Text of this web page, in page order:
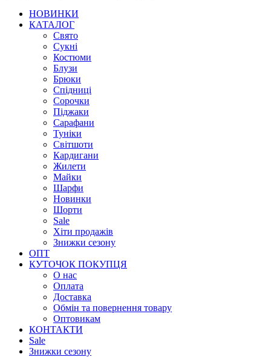
НОВИНКИ
КАТАЛОГ
Свято
Сукні
Костюми
Блузи
Брюки
Спідниці
Сорочки
Піджаки
Сарафани
Туніки
Світшоти
Кардигани
Жилети
Майки
Шарфи
Новинки
Шорти
Sale
Хіти продажів
Знижки сезону
ОПТ
КУТОЧОК ПОКУПЦЯ
О нас
Оплата
Доставка
Обмін та повернення товару
Оптовикам
КОНТАКТИ
Sale
Знижки сезону